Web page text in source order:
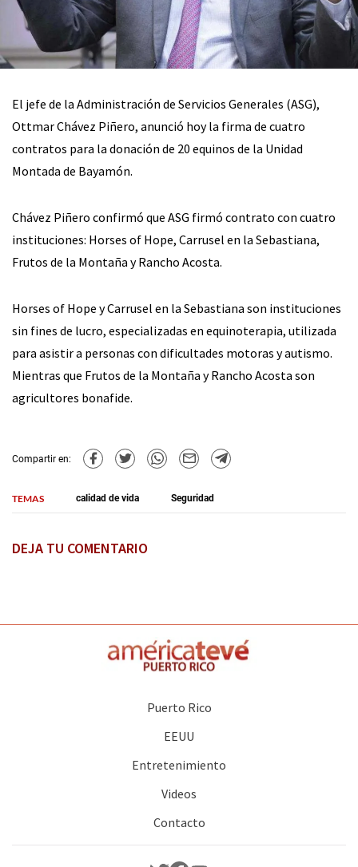
El jefe de la Administración de Servicios Generales (ASG),
Ottmar Chávez Piñero, anunció hoy la firma de cuatro
contratos para la donación de 20 equinos de la Unidad
Montada de Bayamón.
Chávez Piñero confirmó que ASG firmó contrato con cuatro
instituciones: Horses of Hope, Carrusel en la Sebastiana,
Frutos de la Montaña y Rancho Acosta.
Horses of Hope y Carrusel en la Sebastiana son instituciones
sin fines de lucro, especializadas en equinoterapia, utilizada
para asistir a personas con dificultades motoras y autismo.
Mientras que Frutos de la Montaña y Rancho Acosta son
agricultores bonafide.
Compartir en:
TEMAS calidad de vida Seguridad
DEJA TU COMENTARIO
Puerto Rico
EEUU
Entretenimiento
Videos
Contacto